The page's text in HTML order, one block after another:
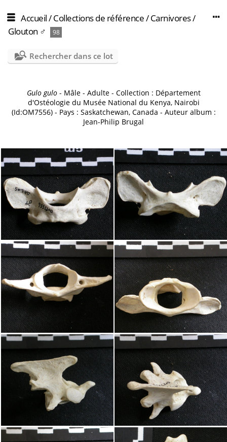
Accueil/Collections de référence/Carnivores/
Glouton ♂
98
Rechercher dans ce lot
Gulo gulo- Mâle - Adulte - Collection : Département
d'Ostéologie du Musée National du Kenya, Nairobi
(Id:OM7556) - Pays : Saskatchewan, Canada - Auteur album :
Jean-Philip Brugal